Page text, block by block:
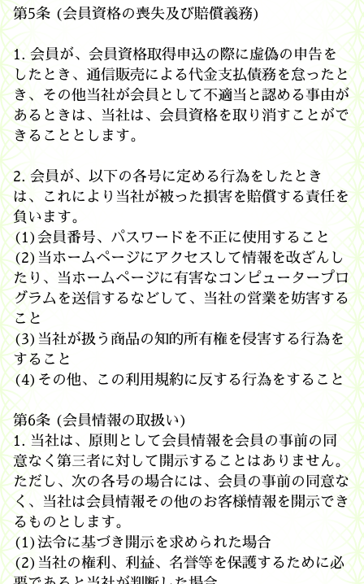
第5条 (会員資格の喪失及び賠償義務)
1. 会員が、会員資格取得申込の際に虚偽の申告を
したとき、通信販売による代金支払債務を怠ったと
き、その他当社が会員として不適当と認める事由が
あるときは、当社は、会員資格を取り消すことがで
きることとします。
2. 会員が、以下の各号に定める行為をしたとき
は、これにより当社が被った損害を賠償する責任を
負います。
(1)会員番号、パスワードを不正に使用すること
(2)当ホームページにアクセスして情報を改ざんし
たり、当ホームページに有害なコンピュータープロ
グラムを送信するなどして、当社の営業を妨害する
こと
(3)当社が扱う商品の知的所有権を侵害する行為を
すること
(4)その他、この利用規約に反する行為をすること
第6条 (会員情報の取扱い)
1. 当社は、原則として会員情報を会員の事前の同
意なく第三者に対して開示することはありません。
ただし、次の各号の場合には、会員の事前の同意な
く、当社は会員情報その他のお客様情報を開示でき
るものとします。
(1)法令に基づき開示を求められた場合
(2)当社の権利、利益、名誉等を保護するために必